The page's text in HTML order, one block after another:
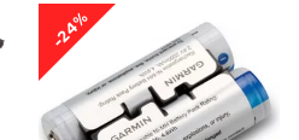
-24%